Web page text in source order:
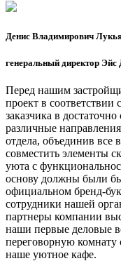
Денис Владимирович
генеральный директор
Перед нашим
проект в
заказчика в
различные
отдела, объединив все
совместить элементы
уюта с
основу должны были
официальном бренд-
сотрудники нашей
партнеры компании
наши первые деловые
переговорную комнату
наше уютное кафе.